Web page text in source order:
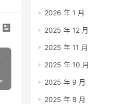
2026 年 1 月
2025 年 12 月
2025 年 11 月
2025 年 10 月
2025 年 9 月
2025 年 8 月